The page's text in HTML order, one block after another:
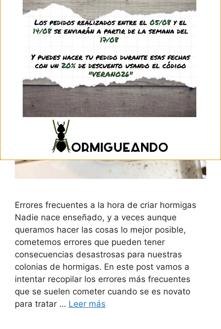
25/07/2023 porGonzalo
Errores frecuentes a la hora de criar hormigas
Nadie nace enseñado, y a veces aunque
queramos hacer las cosas lo mejor posible,
cometemos errores que pueden tener
consecuencias desastrosas para nuestras
colonias de hormigas. En este post vamos a
intentar recopilar los errores más frecuentes
que se suelen cometer cuando se es novato
para tratar … Leer más